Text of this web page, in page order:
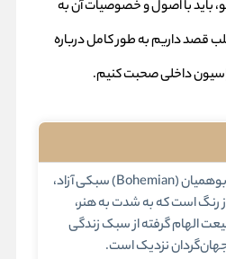
با اصول و خصوصیات آن به
قصد داریم به طور کامل درباره
داخلی صحبت کنیم.
دکوراسیون بوهمیان (Bohemian) سبکی آزاد،
از رنگ است که به شدت به هنر،
الهام گرفته از سبک زندگی
نزدیک است.